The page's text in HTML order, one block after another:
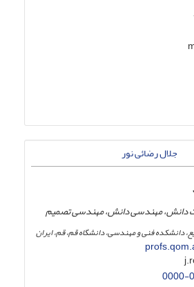
دانش، مهندسی دانش، مهندسی تصمیم
دانشکده فنی و مهندسی، دانشگاه قم، قم، ایران
0000-